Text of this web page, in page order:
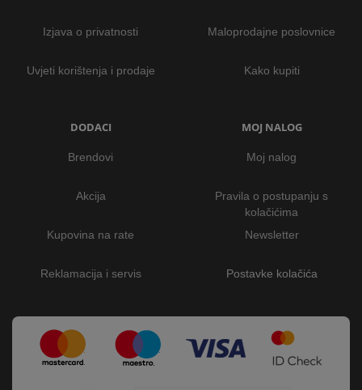
Izjava o privatnosti
Uvjeti korištenja i prodaje
Maloprodajne poslovnice
Kako kupiti
DODACI
Brendovi
Akcija
Kupovina na rate
Reklamacija i servis
MOJ NALOG
Moj nalog
Pravila o postupanju s
kolačićima
Newsletter
Postavke kolačića